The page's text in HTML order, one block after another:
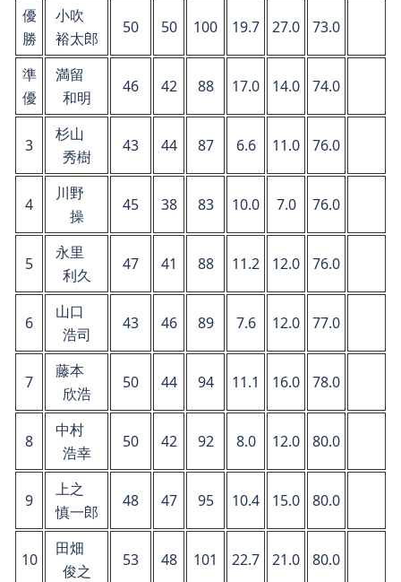
優
勝
小吹
裕太郎
50 50 100 19.7 27.0 73.0
準
優
満留
和明
46 42 88 17.0 14.0 74.0
3
杉山
秀樹
43 44 87 6.6 11.0 76.0
4
川野
操
45 38 83 10.0 7.0 76.0
5
永里
利久
47 41 88 11.2 12.0 76.0
6
山口
浩司
43 46 89 7.6 12.0 77.0
7
藤本
欣浩
50 44 94 11.1 16.0 78.0
8
中村
浩幸
50 42 92 8.0 12.0 80.0
9
上之
慎一郎
48 47 95 10.4 15.0 80.0
10
田畑
俊之
53 48 101 22.7 21.0 80.0